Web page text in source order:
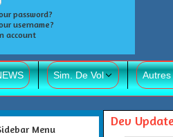
password?
username?
account
Sim. De Vol Autres
Menu
Dev